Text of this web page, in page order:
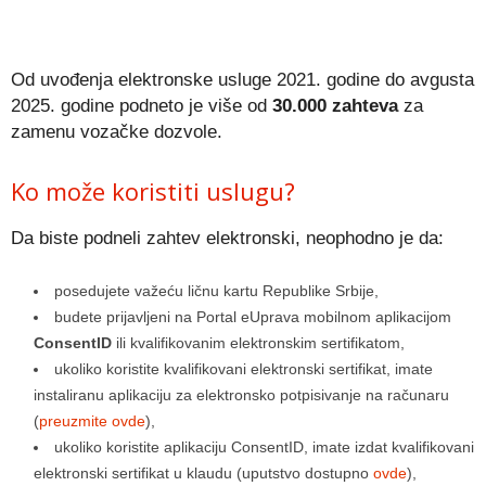
Od uvođenja elektronske usluge 2021. godine do avgusta
2025. godine podneto je više od 30.000 zahtevaza
zamenu vozačke dozvole.
Ko može koristiti uslugu?
Da biste podneli zahtev elektronski, neophodno je da:
posedujete važeću ličnu kartu Republike Srbije,
budete prijavljeni na Portal eUprava mobilnom aplikacijom
ConsentID ili kvalifikovanim elektronskim sertifikatom,
ukoliko koristite kvalifikovani elektronski sertifikat, imate
instaliranu aplikaciju za elektronsko potpisivanje na računaru
(preuzmite ovde),
ukoliko koristite aplikaciju ConsentID, imate izdat kvalifikovani
elektronski sertifikat u klaudu (uputstvo dostupno ovde),